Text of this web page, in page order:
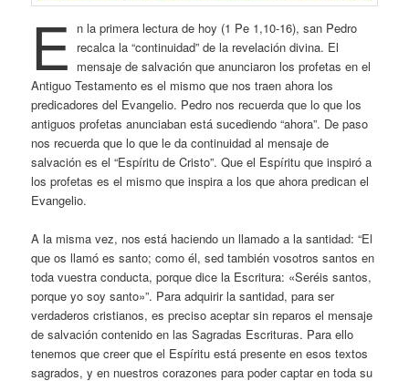
E n la primera lectura de hoy (1 Pe 1,10-16), san Pedro
recalca la “continuidad” de la revelación divina. El
mensaje de salvación que anunciaron los profetas en el
Antiguo Testamento es el mismo que nos traen ahora los
predicadores del Evangelio. Pedro nos recuerda que lo que los
antiguos profetas anunciaban está sucediendo “ahora”. De paso
nos recuerda que lo que le da continuidad al mensaje de
salvación es el “Espíritu de Cristo”. Que el Espíritu que inspiró a
los profetas es el mismo que inspira a los que ahora predican el
Evangelio.
A la misma vez, nos está haciendo un llamado a la santidad: “El
que os llamó es santo; como él, sed también vosotros santos en
toda vuestra conducta, porque dice la Escritura: «Seréis santos,
porque yo soy santo»”. Para adquirir la santidad, para ser
verdaderos cristianos, es preciso aceptar sin reparos el mensaje
de salvación contenido en las Sagradas Escrituras. Para ello
tenemos que creer que el Espíritu está presente en esos textos
sagrados, y en nuestros corazones para poder captar en toda su